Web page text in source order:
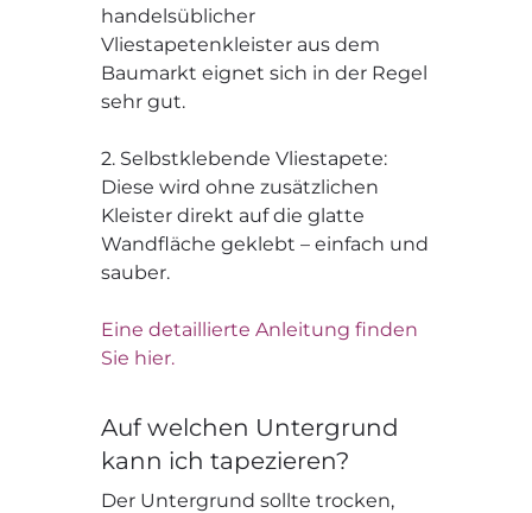
handelsüblicher
Vliestapetenkleister aus dem
Baumarkt eignet sich in der Regel
sehr gut.
2. Selbstklebende Vliestapete:
Diese wird ohne zusätzlichen
Kleister direkt auf die glatte
Wandfläche geklebt – einfach und
sauber.
Eine detaillierte Anleitung finden
Sie hier.
Auf welchen Untergrund
kann ich tapezieren?
Der Untergrund sollte trocken,